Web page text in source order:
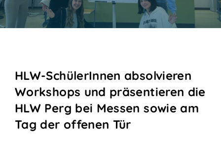
KONTAKT
HLW-SchülerInnen absolvieren
Workshops und präsentieren die
HLW Perg bei Messen sowie am
Tag der offenen Tür